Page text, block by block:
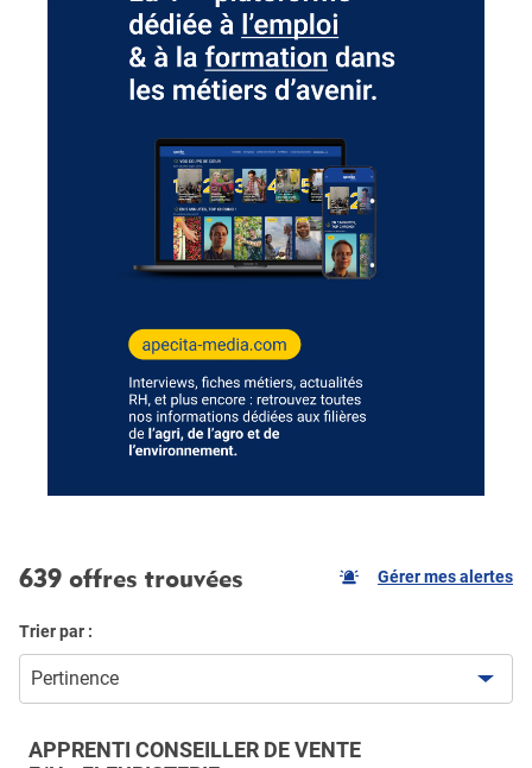
639 offres trouvées Gérer mes alertes
Trier par :
Pertinence
APPRENTI CONSEILLER DE VENTE